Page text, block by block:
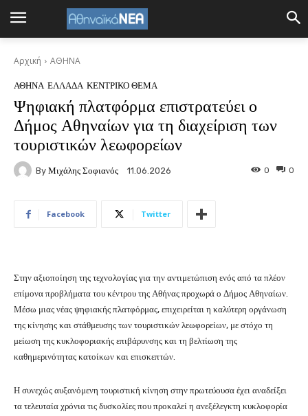
Αρχική ΑΘΗΝΑ
ΑΘΗΝΑ ΕΛΛΑΔΑ ΚΕΝΤΡΙΚΟ ΘΕΜΑ
Ψηφιακή πλατφόρμα επιστρατεύει ο
Δήμος Αθηναίων για τη διαχείριση των
τουριστικών λεωφορείων
By Μιχάλης Σοφιανός 11.06.2026 0
0
Facebook Twitter
Στην αξιοποίηση της τεχνολογίας για την αντιμετώπιση ενός από τα πλέον
επίμονα προβλήματα του κέντρου της Αθήνας προχωρά ο Δήμος Αθηναίων.
Μέσω μιας νέας ψηφιακής πλατφόρμας, επιχειρείται η καλύτερη οργάνωση
της κίνησης και στάθμευσης των τουριστικών λεωφορείων, με στόχο τη
μείωση της κυκλοφοριακής επιβάρυνσης και τη βελτίωση της
καθημερινότητας κατοίκων και επισκεπτών.
Η συνεχώς αυξανόμενη τουριστική κίνηση στην πρωτεύουσα έχει αναδείξει
τα τελευταία χρόνια τις δυσκολίες που προκαλεί η ανεξέλεγκτη κυκλοφορία